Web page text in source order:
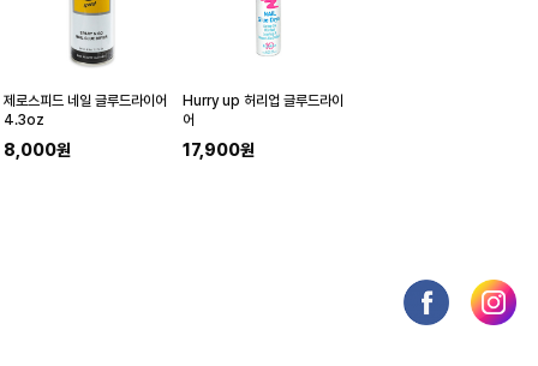
제로스피드 네일 글루드라이어
4.3oz
8,000원
Hurry up 허리업 글루드라이
어
17,900원